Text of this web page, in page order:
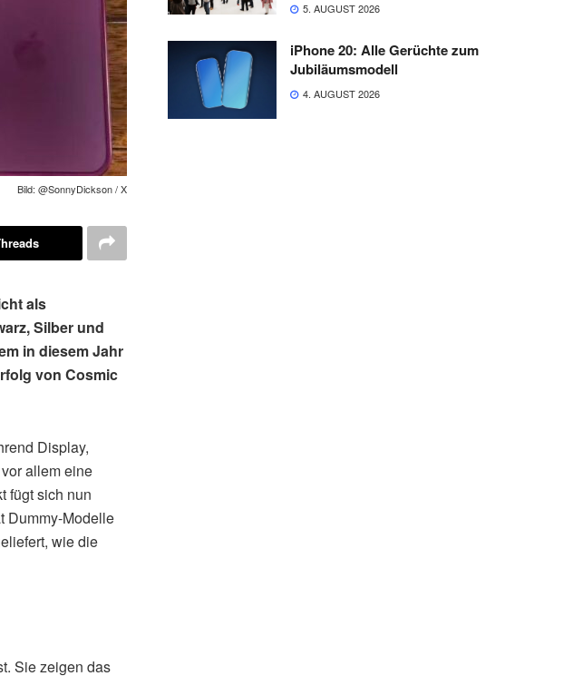
Bild: @SonnyDickson / X
als
Silber und
in diesem Jahr
von Cosmic
Display,
allem eine
fügt sich nun
Dummy-Modelle
wie die
Sie zeigen das
5. AUGUST 2026
iPhone 20: Alle Gerüchte zum
Jubiläumsmodell
4. AUGUST 2026